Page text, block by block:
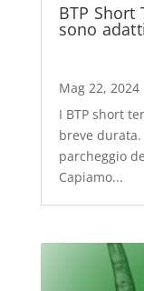
BTP Short
sono
Mag 22, 2024
I BTP short
breve
parcheggio
Capiamo...